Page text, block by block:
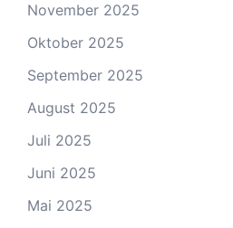
November 2025
Oktober 2025
September 2025
August 2025
Juli 2025
Juni 2025
Mai 2025